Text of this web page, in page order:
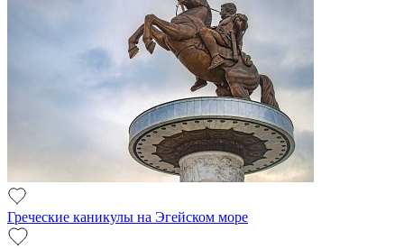
Греческие каникулы на Эгейском море